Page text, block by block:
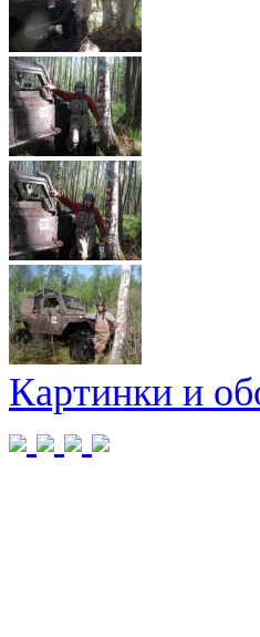
Картинки и